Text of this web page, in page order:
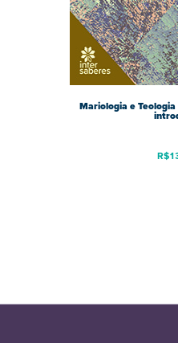
Mariologia e
R$